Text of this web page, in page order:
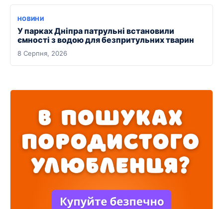
НОВИНИ
У парках Дніпра патрульні встановили
ємності з водою для безпритульних тварин
8 Серпня, 2026